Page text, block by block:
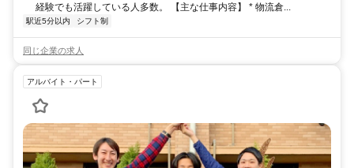
経験でも活躍している人多数。 【主な仕事内容】 * 物流倉...
駅近5分以内 シフト制
同じ企業の求人
アルバイト・パート